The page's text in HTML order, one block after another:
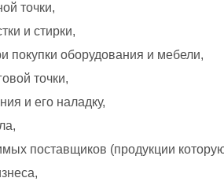
точки,
и стирки,
покупки оборудования и мебели,
точки,
и его наладку,
поставщиков (продукции